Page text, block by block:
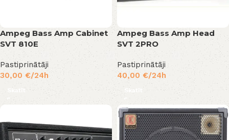
Ampeg Bass Amp Cabinet
SVT 810E
Pastiprinātāji
30,00 €/24h
Skatīt
Ampeg Bass Amp Head
SVT 2PRO
Pastiprinātāji
40,00 €/24h
Skatīt